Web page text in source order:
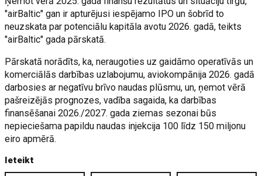
"airBaltic" gan ir apturējusi iespējamo IPO un šobrīd to
neuzskata par potenciālu kapitāla avotu 2026. gadā, teikts
"airBaltic" gada pārskatā.
Pārskatā norādīts, ka, neraugoties uz gaidāmo operatīvās un
komerciālās darbības uzlabojumu, aviokompānija 2026. gadā
darbosies ar negatīvu brīvo naudas plūsmu, un, ņemot vērā
pašreizējās prognozes, vadība sagaida, ka darbības
finansēšanai 2026./2027. gada ziemas sezonai būs
nepieciešama papildu naudas injekcija 100 līdz 150 miljonu
eiro apmērā.
Ieteikt